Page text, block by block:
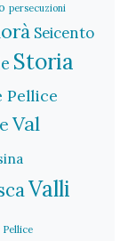
persecuzioni
Seicento
Storia
Pellice
Val
Valli